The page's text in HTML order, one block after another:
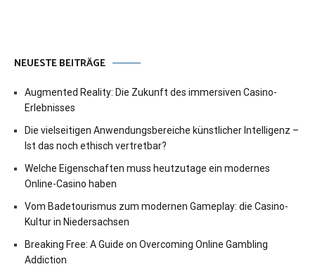
NEUESTE BEITRÄGE
Augmented Reality: Die Zukunft des immersiven Casino-
Erlebnisses
Die vielseitigen Anwendungsbereiche künstlicher Intelligenz –
Ist das noch ethisch vertretbar?
Welche Eigenschaften muss heutzutage ein modernes
Online-Casino haben
Vom Badetourismus zum modernen Gameplay: die Casino-
Kultur in Niedersachsen
Breaking Free: A Guide on Overcoming Online Gambling
Addiction